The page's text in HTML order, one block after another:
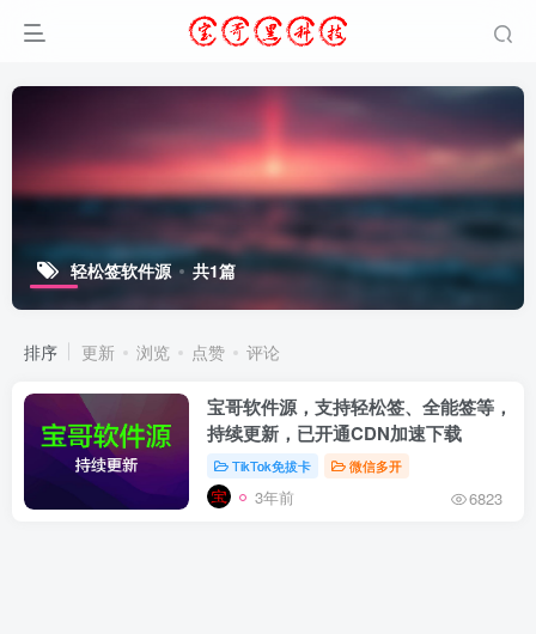
轻松签软件源 共1篇
排序 更新 浏览 点赞 评论
宝哥软件源，支持轻松签、全能签等，
持续更新，已开通CDN加速下载
TikTok免拔卡 微信多开
3年前 6823